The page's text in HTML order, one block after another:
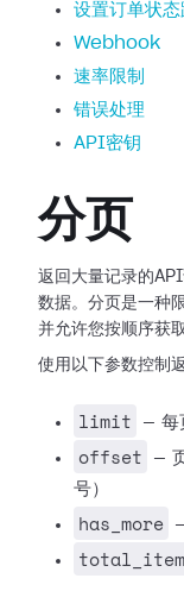
设置订单状态
Webhook
速率限制
错误处理
API密钥
分页
返回大量记录的
数据。分页是一种
并允许您按顺序获
使用以下参数控制
limit — 每
offset
—
号）
has_more